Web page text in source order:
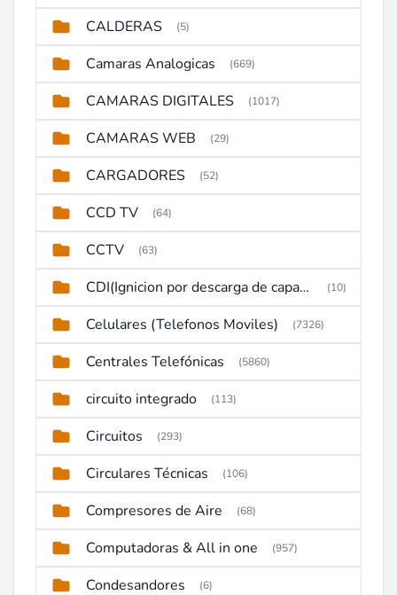
CALDERAS (5)
Camaras Analogicas (669)
CAMARAS DIGITALES (1017)
CAMARAS WEB (29)
CARGADORES (52)
CCD TV (64)
CCTV (63)
CDI(Ignicion por descarga de capacitor) (10)
Celulares (Telefonos Moviles) (7326)
Centrales Telefónicas (5860)
circuito integrado (113)
Circuitos (293)
Circulares Técnicas (106)
Compresores de Aire (68)
Computadoras & All in one (957)
Condesandores (6)